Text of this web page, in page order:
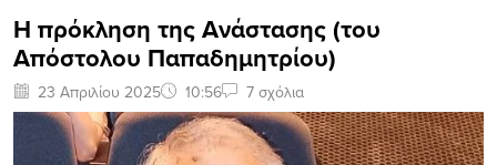
Η πρόκληση της Ανάστασης (του
Απόστολου Παπαδημητρίου)
23 Απριλίου 2025 10:56 7 σχόλια